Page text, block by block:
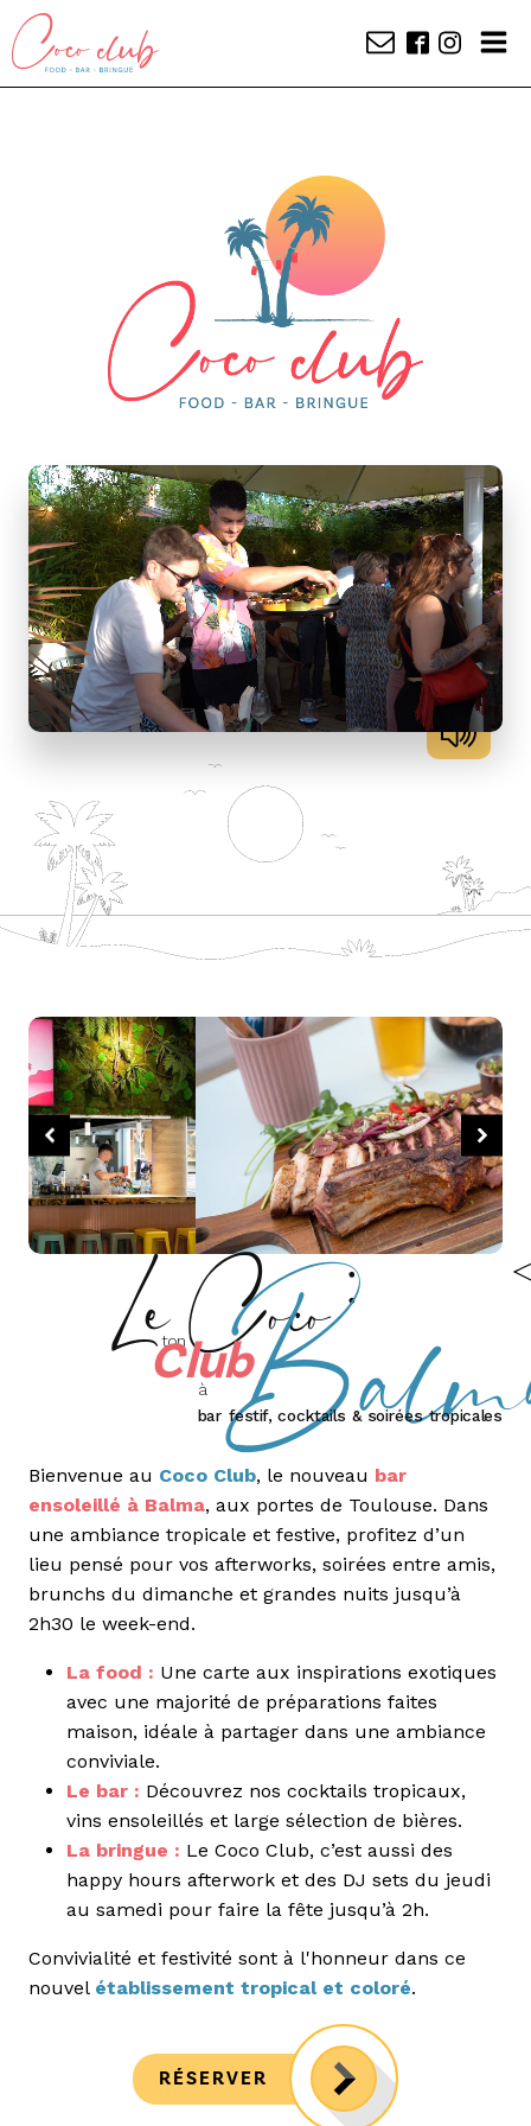
Le Coco :
ton
Club
à
bar festif, cocktails & soirées tropicales
Bienvenue au Coco Club, le nouveau bar
ensoleillé à Balma, aux portes de Toulouse. Dans
une ambiance tropicale et festive, profitez d’un
lieu pensé pour vos afterworks, soirées entre amis,
brunchs du dimanche et grandes nuits jusqu’à
2h30 le week-end.
La food : Une carte aux inspirations exotiques
avec une majorité de préparations faites
maison, idéale à partager dans une ambiance
conviviale.
Le bar : Découvrez nos cocktails tropicaux,
vins ensoleillés et large sélection de bières.
La bringue : Le Coco Club, c’est aussi des
happy hours afterwork et des DJ sets du jeudi
au samedi pour faire la fête jusqu’à 2h.
Convivialité et festivité sont à l'honneur dans ce
nouvel établissement tropical et coloré.
RÉSERVER